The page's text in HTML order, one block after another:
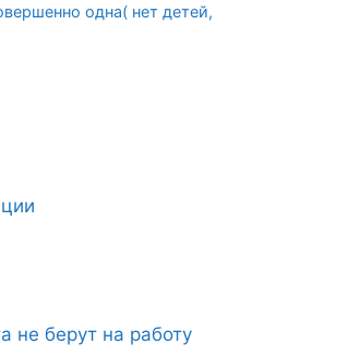
одна( нет детей,
не берут на работу